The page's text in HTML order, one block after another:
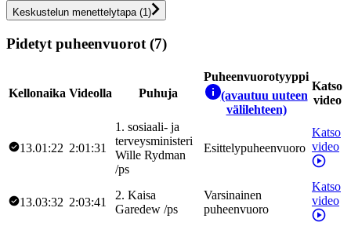
Keskustelun menettelytapa(1)
Pidetyt puheenvuorot (7)
Kellonaika Videolla Puhuja
Puheenvuorotyyppi
(avautuu uuteen
välilehteen)
Katso
video
13.01:22 2:01:31
1 . sosiaali- ja
terveysministeri
Wille Rydman
/ps
Esittelypuheenvuoro
Katso
video
13.03:32 2:03:41
2. Kaisa
Garedew /ps
Varsinainen
puheenvuoro
Katso
video